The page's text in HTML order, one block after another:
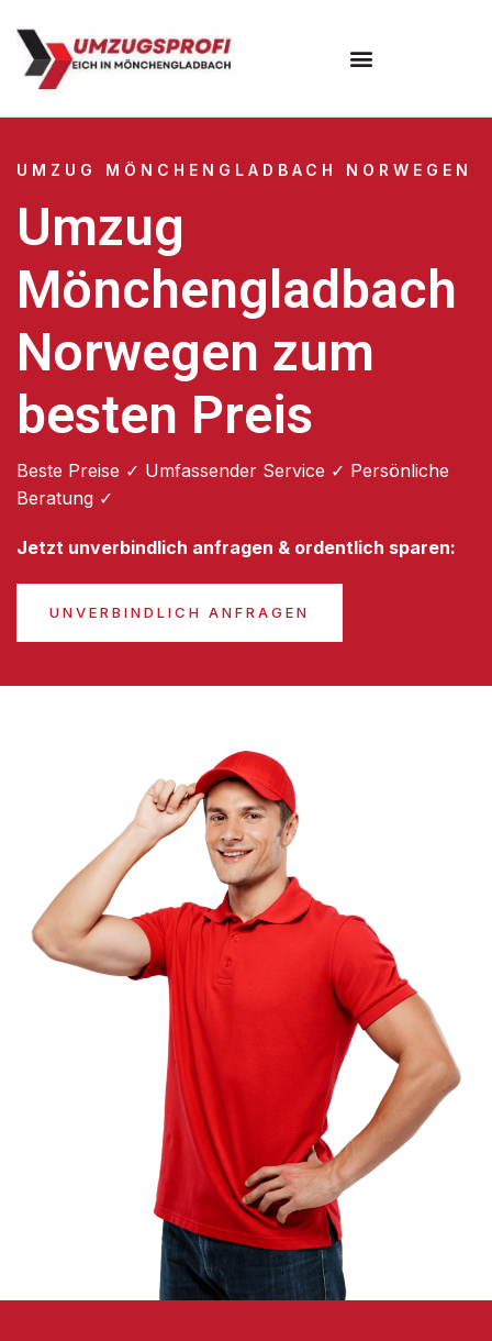
UMZUG MÖNCHENGLADBACH NORWEGEN
Umzug
Mönchengladbach
Norwegen zum
besten Preis
Beste Preise ✓ Umfassender Service ✓ Persönliche
Beratung ✓
Jetzt unverbindlich anfragen & ordentlich sparen:
UNVERBINDLICH ANFRAGEN